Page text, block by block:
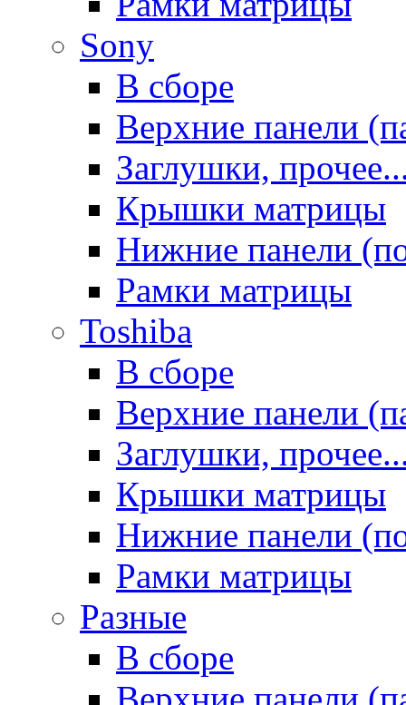
Sony
В сборе
Верхние панели
Заглушки,
Крышки матрицы
Нижние панели
Рамки матрицы
Toshiba
В сборе
Верхние панели
Заглушки,
Крышки матрицы
Нижние панели
Рамки матрицы
Разные
В сборе